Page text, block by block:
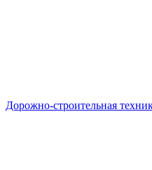
Дорожно-строительная